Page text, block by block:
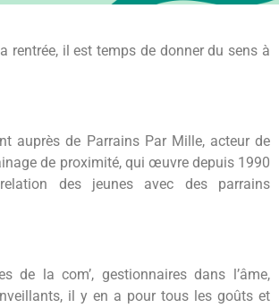
rentrée, il est temps de donner du sens à
auprès de Parrains Par Mille, acteur de
de proximité, qui œuvre depuis 1990
des jeunes avec des parrains
de la com’, gestionnaires dans l’âme,
il y en a pour tous les goûts et